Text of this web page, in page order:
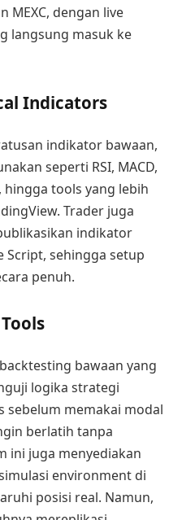
MEXC, dengan live
langsung masuk ke
Indicators
indikator bawaan,
seperti RSI, MACD,
hingga tools yang lebih
Trader juga
indikator
Script, sehingga setup
penuh.
bawaan yang
logika strategi
sebelum memakai modal
berlatih tanpa
ini juga menyediakan
environment di
posisi real. Namun,